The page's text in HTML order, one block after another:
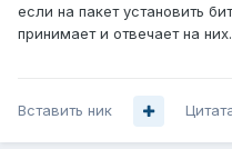
если на пакет установить
принимает и отвечает на них.
Вставить ник